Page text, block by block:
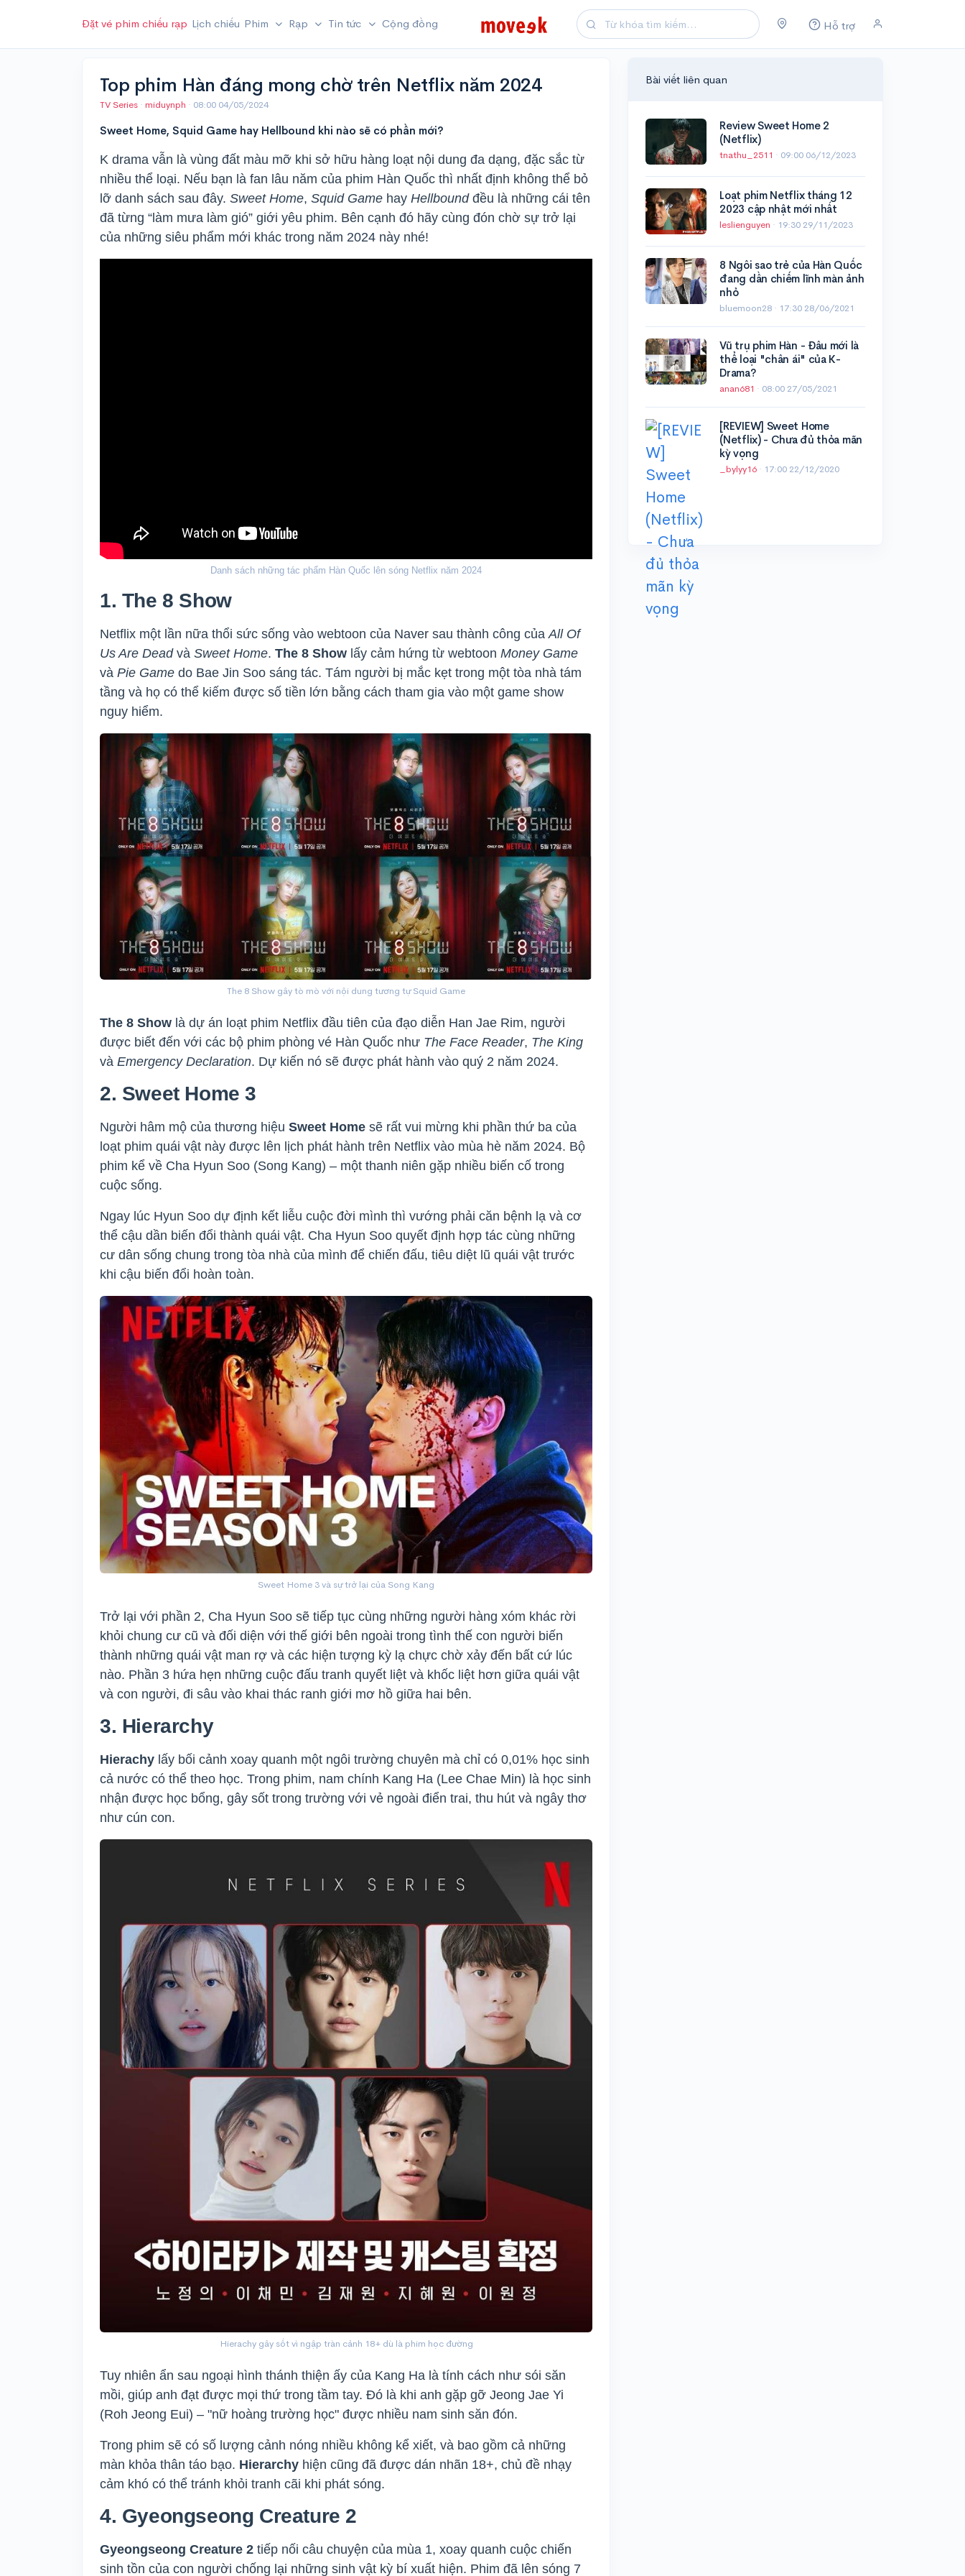
Hỗ trợ
Đặt vé phim chiếu rạp Lịch chiếu Phim Rạp Tin tức Cộng đồng
Top phim Hàn đáng mong chờ trên Netflix năm 2024
TV Series · miduynph · 08:00 04/05/2024
Sweet Home, Squid Game hay Hellbound khi nào sẽ có phần mới?
K drama vẫn là vùng đất màu mỡ khi sở hữu hàng loạt nội dung đa dạng, đặc sắc từ
nhiều thể loại. Nếu bạn là fan lâu năm của phim Hàn Quốc thì nhất định không thể bỏ
lỡ danh sách sau đây. Sweet Home, Squid Game hay Hellboundđều là những cái tên
đã từng “làm mưa làm gió” giới yêu phim. Bên cạnh đó hãy cùng đón chờ sự trở lại
của những siêu phẩm mới khác trong năm 2024 này nhé!
Danh sách những tác phẩm Hàn Quốc lên sóng Netflix năm 2024
1. The 8 Show
Netflix một lần nữa thổi sức sống vào webtoon của Naver sau thành công củaAll Of
Us Are Deadvà Sweet Home. The 8 Show lấy cảm hứng từ webtoon Money Game
và Pie Game do Bae Jin Soo sáng tác. Tám người bị mắc kẹt trong một tòa nhà tám
tầng và họ có thể kiếm được số tiền lớn bằng cách tham gia vào một game show
nguy hiểm.
The 8 Show gây tò mò với nội dung tương tự Squid Game
The 8 Show là dự án loạt phim Netflix đầu tiên của đạo diễn Han Jae Rim, người
được biết đến với các bộ phim phòng vé Hàn Quốc như The Face Reader, The King
và Emergency Declaration. Dự kiến ​​nó sẽ được phát hành vào quý 2 năm 2024.
2. Sweet Home 3
Người hâm mộ của thương hiệu Sweet Home sẽ rất vui mừng khi phần thứ ba của
loạt phim quái vật này được lên lịch phát hành trên Netflix vào mùa hè năm 2024. Bộ
phim kể về Cha Hyun Soo (Song Kang) – một thanh niên gặp nhiều biến cố trong
cuộc sống.
Ngay lúc Hyun Soo dự định kết liễu cuộc đời mình thì vướng phải căn bệnh lạ và cơ
thể cậu dần biến đổi thành quái vật. Cha Hyun Soo quyết định hợp tác cùng những
cư dân sống chung trong tòa nhà của mình để chiến đấu, tiêu diệt lũ quái vật trước
khi cậu biến đổi hoàn toàn.
Sweet Home 3 và sự trở lại của Song Kang
Trở lại với phần 2, Cha Hyun Soo sẽ tiếp tục cùng những người hàng xóm khác rời
khỏi chung cư cũ và đối diện với thế giới bên ngoài trong tình thế con người biến
thành những quái vật man rợ và các hiện tượng kỳ lạ chực chờ xảy đến bất cứ lúc
nào. Phần 3 hứa hẹn những cuộc đấu tranh quyết liệt và khốc liệt hơn giữa quái vật
và con người, đi sâu vào khai thác ranh giới mơ hồ giữa hai bên.
3. Hierarchy
Hierachy lấy bối cảnh xoay quanh một ngôi trường chuyên mà chỉ có 0,01% học sinh
cả nước có thể theo học. Trong phim, nam chính Kang Ha (Lee Chae Min) là học sinh
nhận được học bổng, gây sốt trong trường với vẻ ngoài điển trai, thu hút và ngây thơ
như cún con.
Hierachy gây sốt vì ngập tràn cảnh 18+ dù là phim học đường
Tuy nhiên ẩn sau ngoại hình thánh thiện ấy của Kang Ha là tính cách như sói săn
mồi, giúp anh đạt được mọi thứ trong tầm tay. Đó là khi anh gặp gỡ Jeong Jae Yi
(Roh Jeong Eui) – "nữ hoàng trường học" được nhiều nam sinh săn đón.
Trong phim sẽ có số lượng cảnh nóng nhiều không kể xiết, và bao gồm cả những
màn khỏa thân táo bạo. Hierarchy hiện cũng đã được dán nhãn 18+, chủ đề nhạy
cảm khó có thể tránh khỏi tranh cãi khi phát sóng.
4. Gyeongseong Creature 2
Gyeongseong Creature 2 tiếp nối câu chuyện của mùa 1, xoay quanh cuộc chiến
sinh tồn của con người chống lại những sinh vật kỳ bí xuất hiện. Phim đã lên sóng 7
Bài viết liên quan
Review Sweet Home 2
(Netflix)
tnathu_2511 · 09:00 06/12/2023
Loạt phim Netflix tháng 12
2023 cập nhật mới nhất
leslienguyen · 19:30 29/11/2023
8 Ngôi sao trẻ của Hàn Quốc
đang dần chiếm lĩnh màn ảnh
nhỏ
bluemoon28 · 17:30 28/06/2021
Vũ trụ phim Hàn - Đâu mới là
thể loại "chân ái" của K-
Drama?
anan681 · 08:00 27/05/2021
[REVIEW] Sweet Home
(Netflix) - Chưa đủ thỏa mãn
kỳ vọng
_bylyy16 · 17:00 22/12/2020